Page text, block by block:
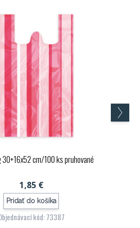
cm/100 ks pruhované
1,85 €
Pridať do košíka
kód: 73387